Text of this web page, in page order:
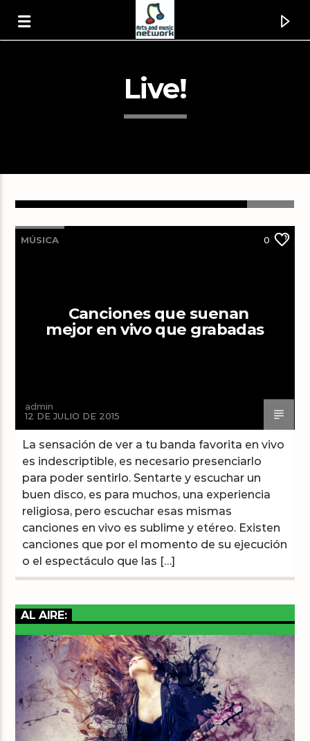
Live!
MÚSICA 0
Canciones que suenan
mejor en vivo que grabadas
admin
12 DE JULIO DE 2015
La sensación de ver a tu banda favorita en vivo
es indescriptible, es necesario presenciarlo
para poder sentirlo. Sentarte y escuchar un
buen disco, es para muchos, una experiencia
religiosa, pero escuchar esas mismas
canciones en vivo es sublime y etéreo. Existen
canciones que por el momento de su ejecución
o el espectáculo que las […]
AL AIRE: